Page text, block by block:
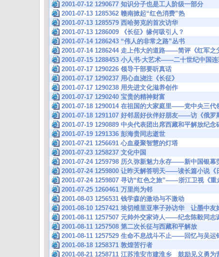
2001-07-12 1290677 知识分子也是工人阶级一部分
2001-07-13 1285362 赣南掀起“红色消费”热
2001-07-13 1285579 西哈努克的首次访华
2001-07-13 1286009 《长征》缘何吸引人？
2001-07-14 1286243 “伟人的非常之路”丛书
2001-07-14 1286244 走上伟大的道路——简评《红军之
2001-07-15 1288453 小人书·大艺术——二十世纪中国
2001-07-17 1290226 领导干部要听真话
2001-07-17 1290237 用心血浇注《长征》
2001-07-17 1290238 用先进文化滋养创作
2001-07-17 1290240 宝贵的精神财富
2001-07-18 1290014 在祖国的大家庭里——党中央三代
2001-07-18 1291107 好邻居好伙伴好朋友——访《俄罗
2001-07-19 1290889 中央代表团出席西藏和平解放纪
2001-07-19 1291336 彭海贵同志逝世
2001-07-21 1256691 心血凝聚智慧的灯塔
2001-07-23 1258237 文化中国
2001-07-24 1259798 历久弥新魅力永存——新中国银幕
2001-07-24 1259800 让昨天解答明天——读长篇小说《
2001-07-24 1259807 寻访“红色之旅”——浙江卫视《重
2001-07-25 1260461 万里尚为邻
2001-08-03 1256531 钱学森的激动与不激动
2001-08-10 1257421 埃切维里亚率子孙访华 让墨中友
2001-08-11 1257507 元帅外交家诗人——纪念陈毅同志
2001-08-11 1257508 第二次长征与西藏和平解放
2001-08-11 1257529 生命不息战斗不止——回忆与吴运
2001-08-18 1258371 敦煌苦行者
2001-08-21 1258711 江苏淮安市建淮乡 鼓励见义勇为